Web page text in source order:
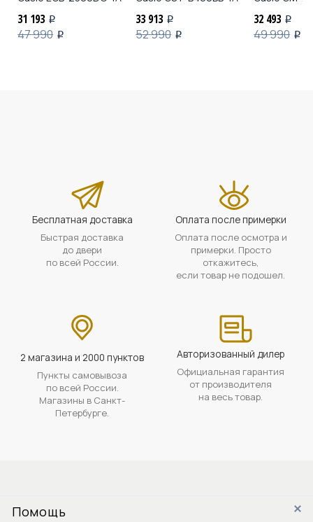
31 193 i
47 990 i
33 913 i
52 990 i
32 493 i
49 990 i
Бесплатная доставка
Быстрая доставка
до двери
по всей России.
Оплата после примерки
Оплата после осмотра и
примерки. Просто
откажитесь,
если товар не подошел.
2 магазина и 2000 пунктов
Пункты самовывоза
по всей России.
Магазины в Санкт-
Петербурге.
Авторизованный дилер
Официальная гарантия
от производителя
на весь товар.
Помощь